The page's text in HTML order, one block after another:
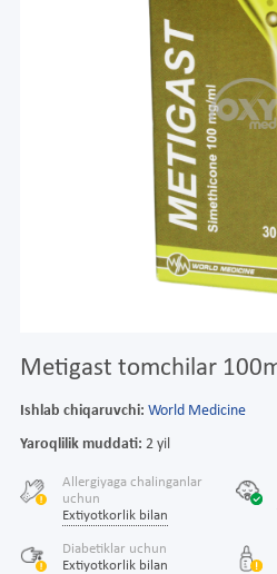
Metigast tomchilar
Ishlab chiqaruvchi: World Medicine
Yaroqlilik muddati: 2 yil
Allergiyaga chalinganlar
uchun
Extiyotkorlik bilan
Diabetiklar uchun
Extiyotkorlik bilan